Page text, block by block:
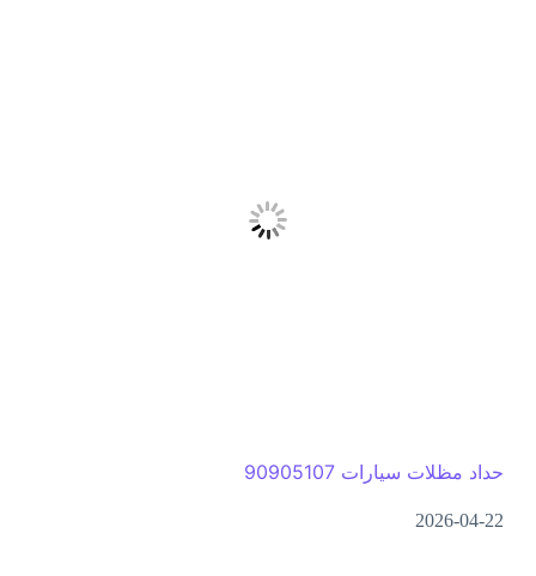
حداد مظلات سيارات 90905107
2026-04-22